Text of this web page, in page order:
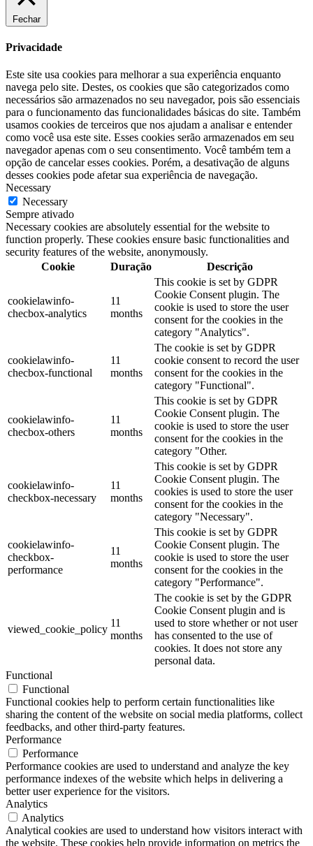
Fechar
Privacidade
Este site usa cookies para melhorar a sua experiência enquanto
navega pelo site. Destes, os cookies que são categorizados como
necessários são armazenados no seu navegador, pois são essenciais
para o funcionamento das funcionalidades básicas do site. Também
usamos cookies de terceiros que nos ajudam a analisar e entender
como você usa este site. Esses cookies serão armazenados em seu
navegador apenas com o seu consentimento. Você também tem a
opção de cancelar esses cookies. Porém, a desativação de alguns
desses cookies pode afetar sua experiência de navegação.
Necessary
Necessary
Sempre ativado
Necessary cookies are absolutely essential for the website to
function properly. These cookies ensure basic functionalities and
security features of the website, anonymously.
Cookie
Duração Descrição
cookielawinfo-
checbox-analytics
11
months
This cookie is set by GDPR
Cookie Consent plugin. The
cookie is used to store the user
consent for the cookies in the
category "Analytics".
cookielawinfo-
checbox-functional
11
months
The cookie is set by GDPR
cookie consent to record the user
consent for the cookies in the
category "Functional".
cookielawinfo-
checbox-others
11
months
This cookie is set by GDPR
Cookie Consent plugin. The
cookie is used to store the user
consent for the cookies in the
category "Other.
cookielawinfo-
checkbox-necessary
11
months
This cookie is set by GDPR
Cookie Consent plugin. The
cookies is used to store the user
consent for the cookies in the
category "Necessary".
cookielawinfo-
checkbox-
performance
11
months
This cookie is set by GDPR
Cookie Consent plugin. The
cookie is used to store the user
consent for the cookies in the
category "Performance".
viewed_cookie_policy
11
months
The cookie is set by the GDPR
Cookie Consent plugin and is
used to store whether or not user
has consented to the use of
cookies. It does not store any
personal data.
Functional
Functional
Functional cookies help to perform certain functionalities like
sharing the content of the website on social media platforms, collect
feedbacks, and other third-party features.
Performance
Performance
Performance cookies are used to understand and analyze the key
performance indexes of the website which helps in delivering a
better user experience for the visitors.
Analytics
Analytics
Analytical cookies are used to understand how visitors interact with
the website. These cookies help provide information on metrics the